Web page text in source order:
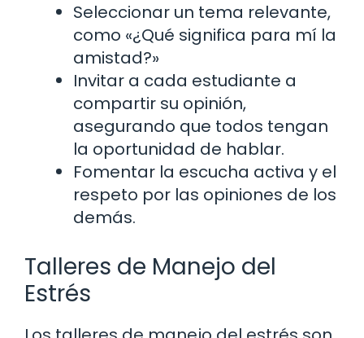
Seleccionar un tema relevante,
como «¿Qué significa para mí la
amistad?»
Invitar a cada estudiante a
compartir su opinión,
asegurando que todos tengan
la oportunidad de hablar.
Fomentar la escucha activa y el
respeto por las opiniones de los
demás.
Talleres de Manejo del
Estrés